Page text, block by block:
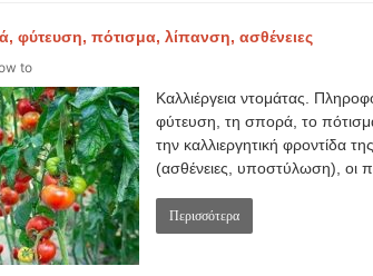
φύτευση, πότισμα, λίπανση, ασθένειες
to
Καλλιέργεια ντομάτας.
φύτευση, τη σπορά, το
την καλλιεργητική φροντίδα
(ασθένειες, υποστύλωση), οι
Περισσότερα